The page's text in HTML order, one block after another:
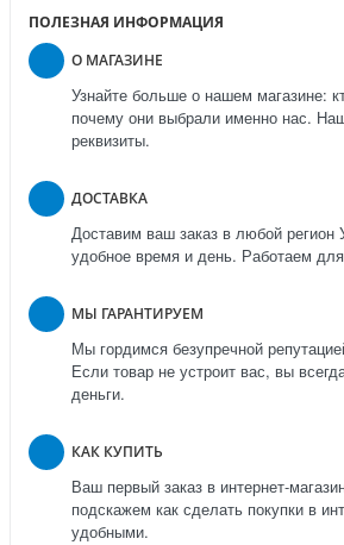
ПОЛЕЗНАЯ ИНФОРМАЦИЯ
О МАГАЗИНЕ
Узнайте больше о нашем магазине:
почему они выбрали именно нас.
реквизиты.
ДОСТАВКА
Доставим ваш заказ в любой регион
удобное время и день. Работаем
МЫ ГАРАНТИРУЕМ
Мы гордимся безупречной
Если товар не устроит вас, вы
деньги.
КАК КУПИТЬ
Ваш первый заказ в интернет-
подскажем как сделать покупки в
удобными.